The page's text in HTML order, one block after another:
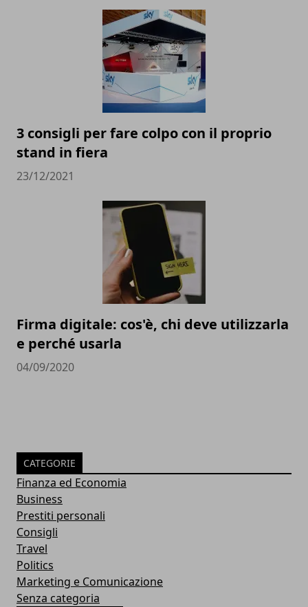
3 consigli per fare colpo con il proprio
stand in fiera
23/12/2021
Firma digitale: cos'è, chi deve utilizzarla
e perché usarla
04/09/2020
CATEGORIE
Finanza ed Economia
Business
Prestiti personali
Consigli
Travel
Politics
Marketing e Comunicazione
Senza categoria